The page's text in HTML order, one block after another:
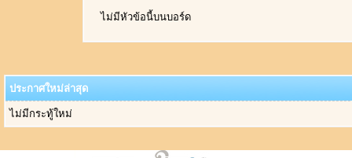
ไม่มีหัวข้อนี้บนบอร์ด
ประกาศใหม่ล่าสุด
ไม่มีกระทู้ใหม่